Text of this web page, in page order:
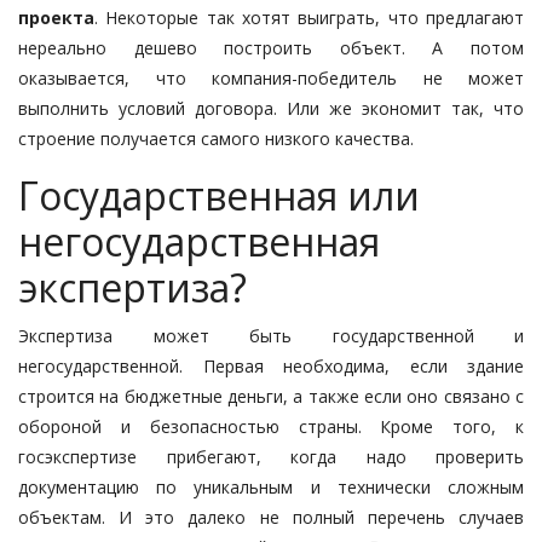
проекта. Некоторые так хотят выиграть, что предлагают
нереально дешево построить объект. А потом
оказывается, что компания-победитель не может
выполнить условий договора. Или же экономит так, что
строение получается самого низкого качества.
Государственная или
негосударственная
экспертиза?
Экспертиза может быть государственной и
негосударственной. Первая необходима, если здание
строится на бюджетные деньги, а также если оно связано с
обороной и безопасностью страны. Кроме того, к
госэкспертизе прибегают, когда надо проверить
документацию по уникальным и технически сложным
объектам. И это далеко не полный перечень случаев